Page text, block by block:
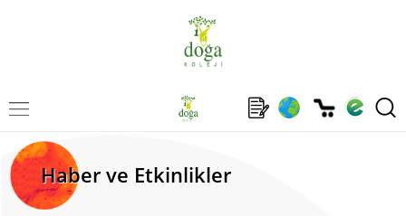
Haber ve Etkinlikler